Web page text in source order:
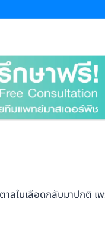
าลในเลือดกลับมาปกติ